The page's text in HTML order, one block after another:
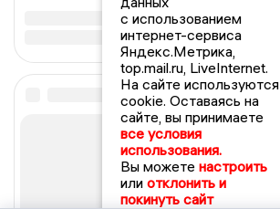
с использованием
интернет-сервиса
Яндекс.Метрика,
top.mail.ru, LiveInternet.
На сайте используются
cookie. Оставаясь на
сайте, вы принимаете
все условия
использования.
Вы можете настроить
или отклонить и
покинуть сайт